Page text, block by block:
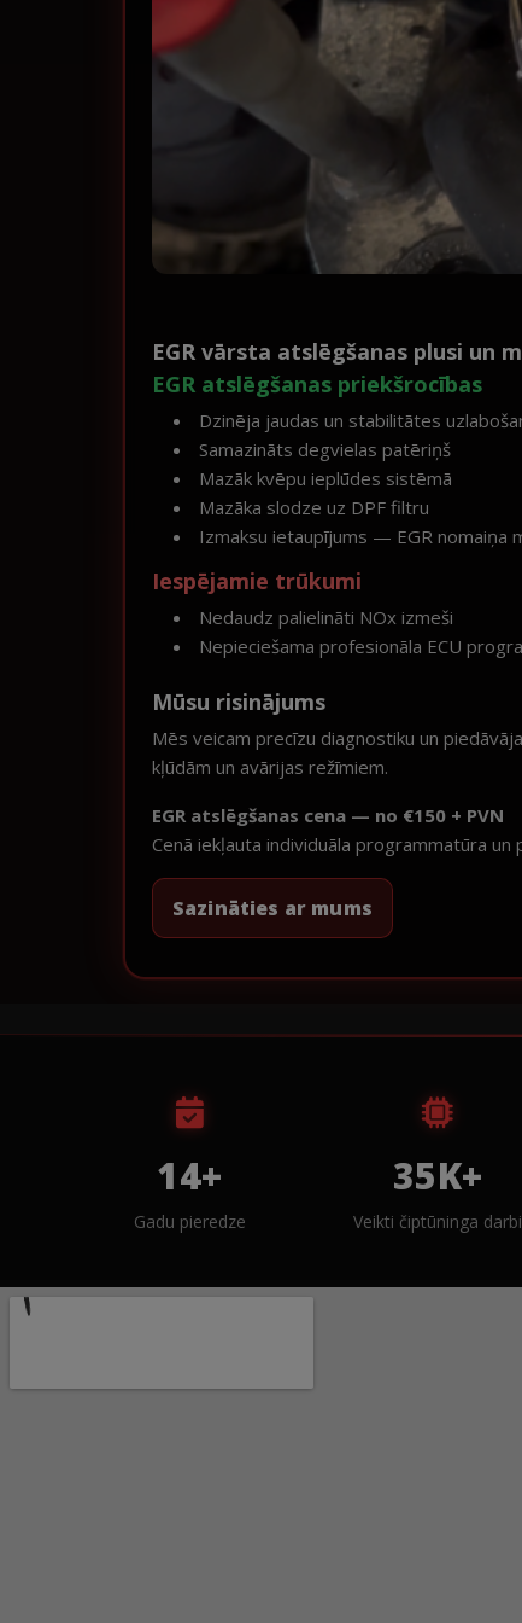
EGR vārsta atslēgšanas plusi un
EGR atslēgšanas priekšrocības
Dzinēja jaudas un stabilitātes
Samazināts degvielas patēriņš
Mazāk kvēpu ieplūdes sistēmā
Mazāka slodze uz DPF filtru
Izmaksu ietaupījums — EGR nomaiņa
Iespējamie trūkumi
Nedaudz palielināti NOx izmeši
Nepieciešama profesionāla ECU
Mūsu risinājums
Mēs veicam precīzu diagnostiku un
kļūdām un avārijas režīmiem.
EGR atslēgšanas cena — no €150 + PVN
Cenā iekļauta individuāla programmatūra un
Sazināties ar mums
14+
Gadu pieredze
35K+
Veikti čiptūninga darbi